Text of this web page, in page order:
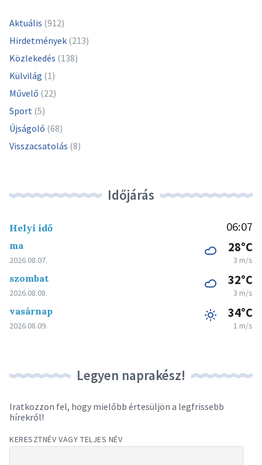
Aktuális (912)
Hirdetmények (213)
Közlekedés (138)
Külvilág (1)
Művelő (22)
Sport (5)
Újságoló (68)
Visszacsatolás (8)
Időjárás
Helyi idő 06:07
ma
2026.08.07.
28°C
3 m/s
szombat
2026.08.08.
32°C
3 m/s
vasárnap
2026.08.09.
34°C
1 m/s
Legyen naprakész!
Iratkozzon fel, hogy mielőbb értesüljön a legfrissebb
hírekről!
KERESZTNÉV VAGY TELJES NÉV